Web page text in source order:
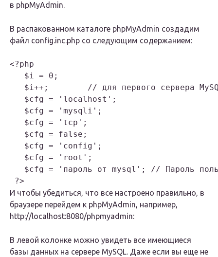
в phpMyAdmin.
В распакованном каталоге phpMyAdmin создадим
файл config.inc.php со следующим содержанием:
<?php
   $i = 0;
   $i++;	// для первого сервера MySQL
   $cfg = 'localhost';
   $cfg = 'mysqli';
   $cfg = 'tcp';
   $cfg = false;
   $cfg = 'config';
   $cfg = 'root';
$cfg = 'пароль от mysql'; // Пароль
И чтобы убедиться, что все настроено правильно, в
браузере перейдем к phpMyAdmin, например,
http://localhost:8080/phpmyadmin:
В левой колонке можно увидеть все имеющиеся
базы данных на сервере MySQL. Даже если вы еще не